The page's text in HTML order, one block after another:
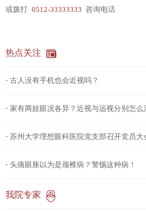
或拨打0512-33333333 咨询电话
热点关注
·古人没有手机也会近视吗？
·家有两娃眼况各异？近视与远视分别怎么
·苏州大学理想眼科医院党支部召开党员大
·头痛眼胀以为是颈椎病？警惕这种病！
我院专家